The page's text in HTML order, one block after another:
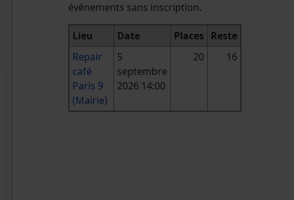
événements sans inscription.
Lieu Date Places Reste
Repair
café
Paris 9
(Mairie)
5
septembre
2026 14:00
20 16